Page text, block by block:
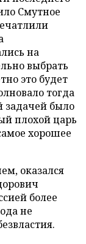
Смутное
на
выбрать
это будет
тогда
задачей было
плохой царь
хорошее
оказался
более
не